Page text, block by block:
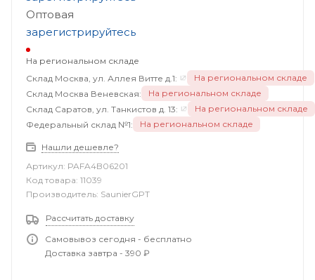
Оптовая
зарегистрируйтесь
На региональном складе
Склад Москва, ул. Аллея Витте д.1:
На региональном складе
Склад Москва Веневская:
На региональном складе
Склад Саратов, ул. Танкистов д. 13:
На региональном складе
Федеральный склад №1:
На региональном складе
Нашли дешевле?
Артикул: PAFA4B06201
Код товара: 11039
Производитель: SaunierGPT
Рассчитать доставку
Самовывоз сегодня - бесплатно
Доставка завтра - 390 ₽